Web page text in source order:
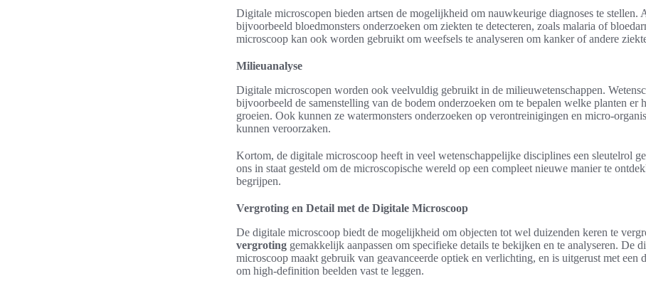
Digitale microscopen bieden artsen de mogelijkheid om nauwkeurige diagnoses te stellen.
bijvoorbeeld bloedmonsters onderzoeken om ziekten te detecteren, zoals malaria of
microscoop kan ook worden gebruikt om weefsels te analyseren om kanker of andere
Milieuanalyse
Digitale microscopen worden ook veelvuldig gebruikt in de milieuwetenschappen.
bijvoorbeeld de samenstelling van de bodem onderzoeken om te bepalen welke planten er
groeien. Ook kunnen ze watermonsters onderzoeken op verontreinigingen en micro-
kunnen veroorzaken.
Kortom, de digitale microscoop heeft in veel wetenschappelijke disciplines een sleutelrol
ons in staat gesteld om de microscopische wereld op een compleet nieuwe manier te
begrijpen.
Vergroting en Detail met de Digitale Microscoop
De digitale microscoop biedt de mogelijkheid om objecten tot wel duizenden keren te
vergroting gemakkelijk aanpassen om specifieke details te bekijken en te analyseren. De
microscoop maakt gebruik van geavanceerde optiek en verlichting, en is uitgerust met een
om high-definition beelden vast te leggen.